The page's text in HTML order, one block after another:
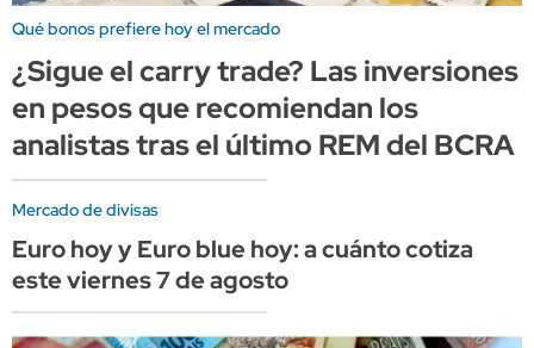
Qué bonos prefiere hoy el mercado
¿Sigue el carry trade? Las inversiones
en pesos que recomiendan los
analistas tras el último REM del BCRA
Mercado de divisas
Euro hoy y Euro blue hoy: a cuánto cotiza
este viernes 7 de agosto